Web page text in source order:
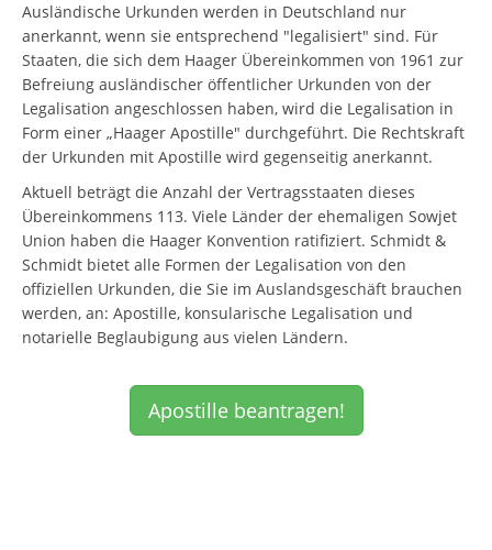
Ausländische Urkunden werden in Deutschland nur
anerkannt, wenn sie entsprechend "legalisiert" sind. Für
Staaten, die sich dem Haager Übereinkommen von 1961 zur
Befreiung ausländischer öffentlicher Urkunden von der
Legalisation angeschlossen haben, wird die Legalisation in
Form einer „Haager Apostille" durchgeführt. Die Rechtskraft
der Urkunden mit Apostille wird gegenseitig anerkannt.
Aktuell beträgt die Anzahl der Vertragsstaaten dieses
Übereinkommens 113. Viele Länder der ehemaligen Sowjet
Union haben die Haager Konvention ratifiziert. Schmidt &
Schmidt bietet alle Formen der Legalisation von den
offiziellen Urkunden, die Sie im Auslandsgeschäft brauchen
werden, an: Apostille, konsularische Legalisation und
notarielle Beglaubigung aus vielen Ländern.
Apostille beantragen!